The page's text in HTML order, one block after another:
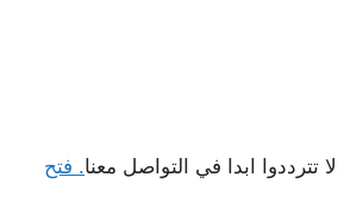
تترددوا ابدا في التواصل معنا. فتح